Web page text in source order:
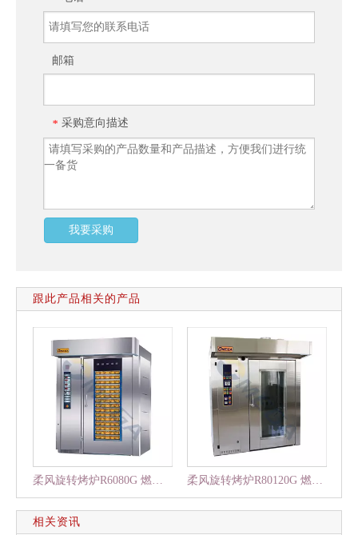
邮箱
* 采购意向描述
我要采购
跟此产品相关的产品
相关资讯